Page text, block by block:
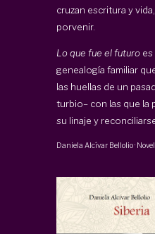
cruzan escritura y
porvenir.
Lo que fue el futuro es
genealogía familiar
las huellas de un
turbio– con las que la
su linaje y
Daniela Alcívar Bellolio·